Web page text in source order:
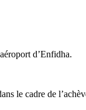
d’Enfidha.
le cadre de